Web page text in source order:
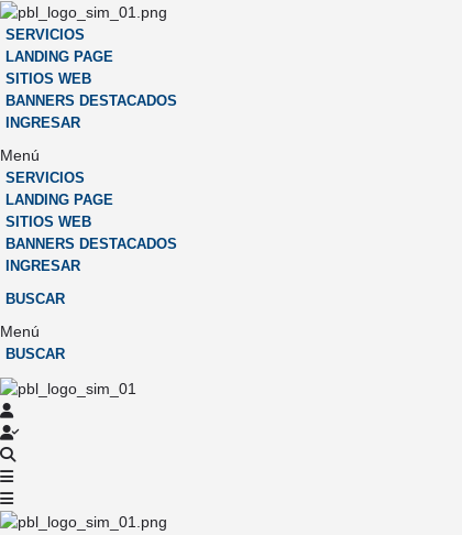
SERVICIOS
LANDING PAGE
SITIOS WEB
BANNERS DESTACADOS
INGRESAR
Menú
SERVICIOS
LANDING PAGE
SITIOS WEB
BANNERS DESTACADOS
INGRESAR
BUSCAR
Menú
BUSCAR